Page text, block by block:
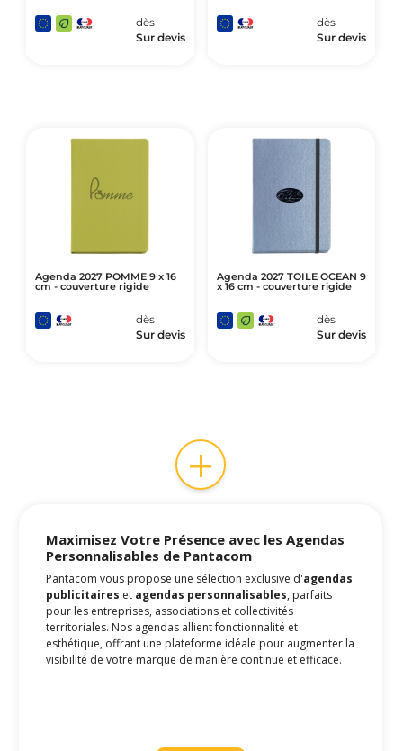
dès
Sur devis
dès
Sur devis
Agenda 2027 POMME 9 x 16
cm - couverture rigide
dès
Sur devis
Agenda 2027 TOILE OCEAN 9
x 16 cm - couverture rigide
dès
Sur devis
+
Maximisez Votre Présence avec lesAgendas
Personnalisables de Pantacom
Pantacom vous propose une sélection exclusive d'agendas
publicitaires et agendas personnalisables, parfaits
pour les entreprises, associations et collectivités
territoriales. Nos agendas allient fonctionnalité et
esthétique, offrant une plateforme idéale pour augmenter la
visibilité de votre marque de manière continue et efficace.